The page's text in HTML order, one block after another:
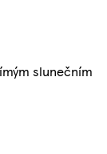
slunečním